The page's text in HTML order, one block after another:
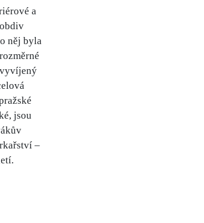
a
něj byla
jsou
–